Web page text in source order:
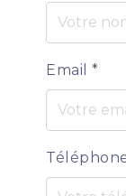
Email*